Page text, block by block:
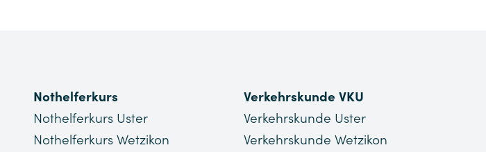
Nothelferkurs
Nothelferkurs Uster
Nothelferkurs Wetzikon
Verkehrskunde VKU
Verkehrskunde Uster
Verkehrskunde Wetzikon